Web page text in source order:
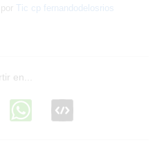
por Tic cp fernandodelosrios